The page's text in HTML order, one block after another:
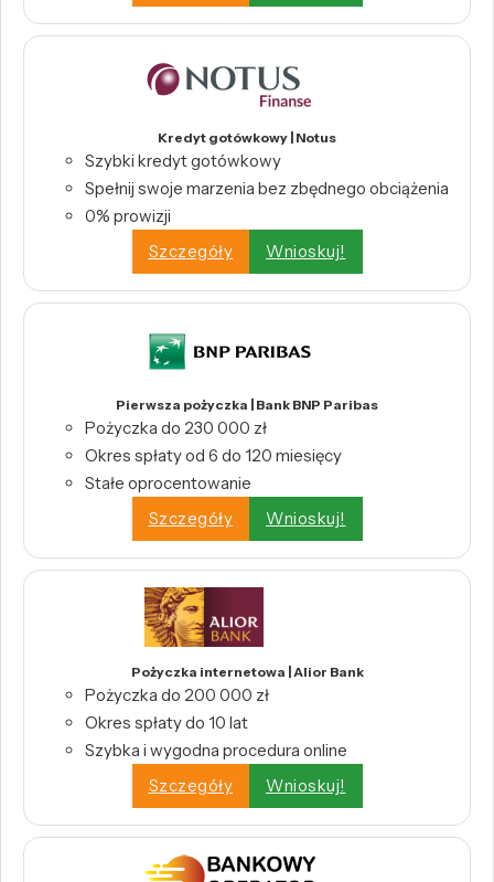
Kredyt gotówkowy | Notus
Szybki kredyt gotówkowy
Spełnij swoje marzenia bez zbędnego obciążenia
0% prowizji
Szczegóły
Wnioskuj!
Pierwsza pożyczka | Bank BNP Paribas
Pożyczka do 230 000 zł
Okres spłaty od 6 do 120 miesięcy
Stałe oprocentowanie
Szczegóły
Wnioskuj!
Pożyczka internetowa | Alior Bank
Pożyczka do 200 000 zł
Okres spłaty do 10 lat
Szybka i wygodna procedura online
Szczegóły
Wnioskuj!